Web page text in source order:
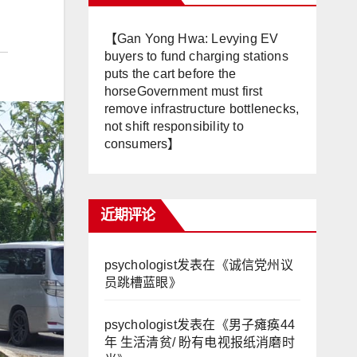
【Gan Yong Hwa: Levying EV
buyers to fund charging stations
puts the cart before the
horseGovernment must first
remove infrastructure bottlenecks,
not shift responsibility to
consumers】
近期评论
psychologist发表在《诚信党州议
员跳槽蓝眼》
psychologist发表在《男子瘫痪44
年 生活清贫/ 盼有电视报纸消磨时